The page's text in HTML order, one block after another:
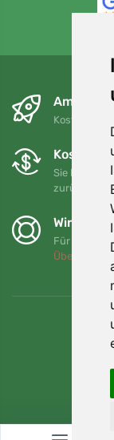
Am
Kostenloser
Sie können
Wir
Für jede
Über uns